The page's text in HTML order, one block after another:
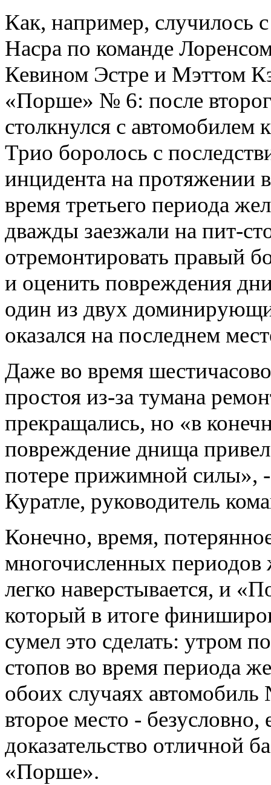
Как, например, случилось
Насра по команде
Кевином Эстре и Мэттом
«Порше» № 6: после
столкнулся с
Трио боролось с
инцидента на протяжении
время третьего периода
дважды заезжали на пит-
отремонтировать правый
и оценить повреждения
один из двух
оказался на последнем
Даже во время
простоя из-за тумана
прекращались, но «в
повреждение днища
потере прижимной силы»,
Куратле, руководитель
Конечно, время,
многочисленных периодов
легко наверстывается, и
который в итоге
сумел это сделать: утром
стопов во время периода
обоих случаях
второе место -
доказательство отличной
«Порше».